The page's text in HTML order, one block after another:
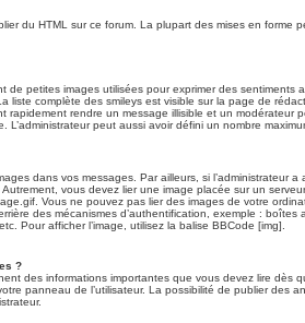
du HTML sur ce forum. La plupart des mises en forme
de petites images utilisées pour exprimer des sentiments
liste complète des smileys est visible sur la page de
rapidement rendre un message illisible et un modérateur
L’administrateur peut aussi avoir défini un nombre
dans vos messages. Par ailleurs, si l’administrateur
vous devez lier une image placée sur un
Vous ne pouvez pas lier des images de votre
des mécanismes d’authentification, exemple : boîtes
Pour afficher l’image, utilisez la balise BBCode [img].
?
des informations importantes que vous devez lire dès
panneau de l’utilisateur. La possibilité de publier des